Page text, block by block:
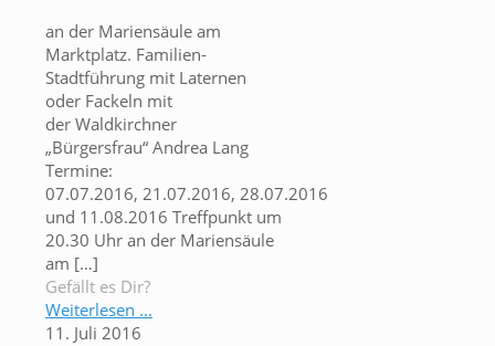
an der Mariensäule am
Marktplatz. Familien-
Stadtführung mit Laternen
oder Fackeln mit
der Waldkirchner
„Bürgersfrau“ Andrea Lang
Termine:
07.07.2016, 21.07.2016, 28.07.2016
und 11.08.2016 Treffpunkt um
20.30 Uhr an der Mariensäule
am […]
Gefällt es Dir?
Weiterlesen ...
11. Juli 2016